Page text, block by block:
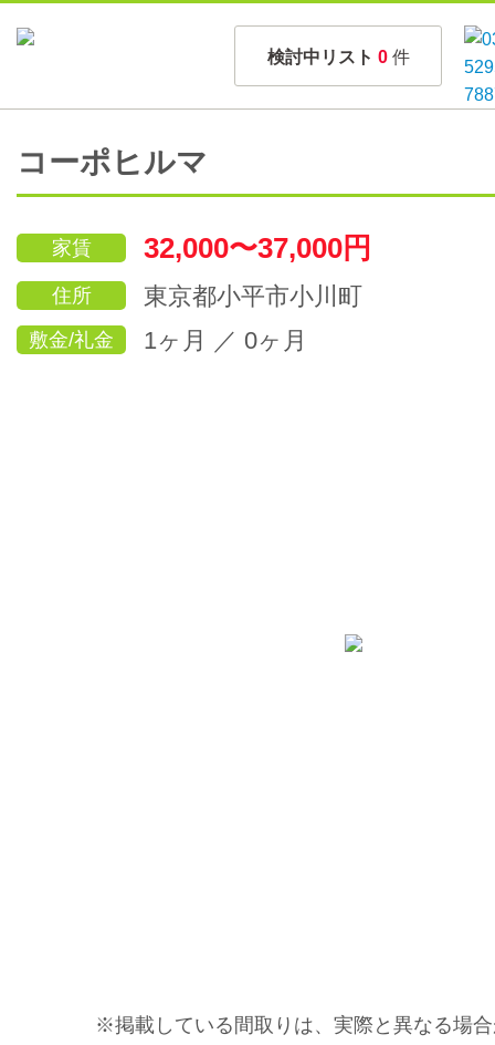
検討中リスト 0 件
コーポヒルマ
家賃 32,000〜37,000円
住所 東京都小平市小川町
敷金/礼金 1ヶ月 ／ 0ヶ月
※掲載している間取りは、実際と異なる場